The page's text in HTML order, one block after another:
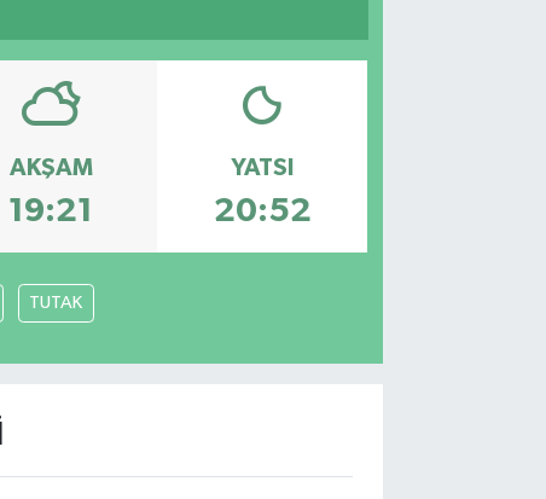
AKŞAM
19:21
YATSI
20:52
TUTAK